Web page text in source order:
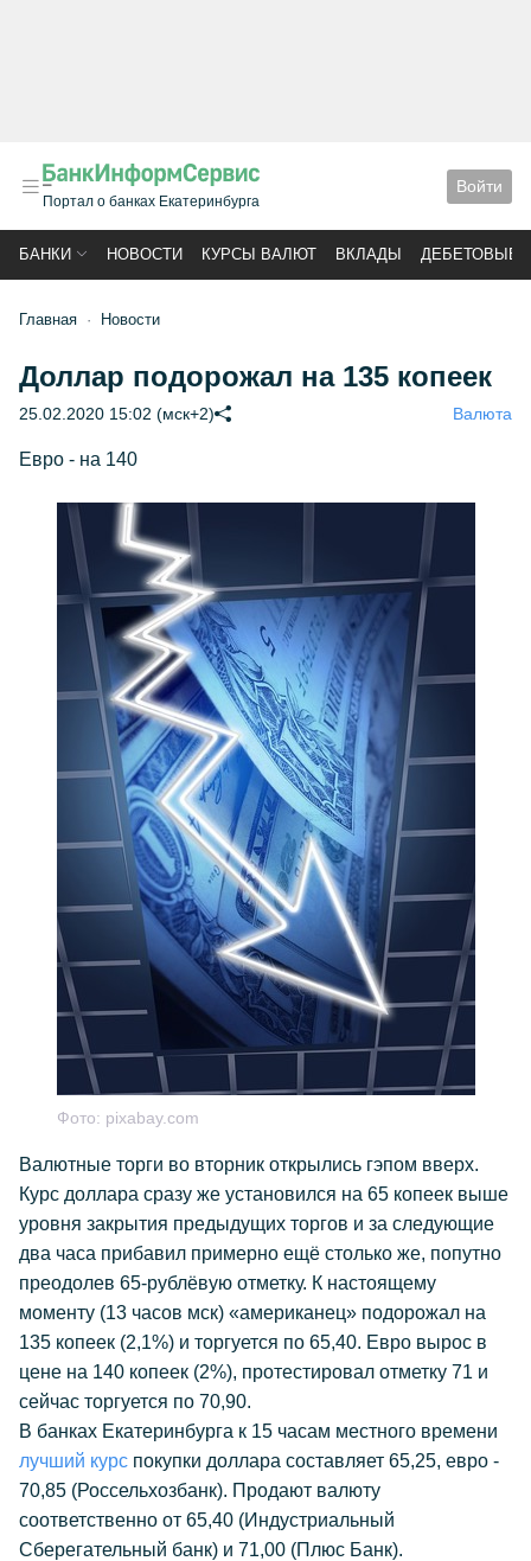
Портал о банках Екатеринбурга
Войти
БАНКИ НОВОСТИ КУРСЫ ВАЛЮТ ВКЛАДЫ ДЕБЕТОВЫЕ
Главная Новости
Доллар подорожал на 135 копеек
25.02.2020 15:02 (мск+2) Валюта
Евро - на 140
Фото: pixabay.com
Валютные торги во вторник открылись гэпом вверх.
Курс доллара сразу же установился на 65 копеек выше
уровня закрытия предыдущих торгов и за следующие
два часа прибавил примерно ещё столько же, попутно
преодолев 65-рублёвую отметку. К настоящему
моменту (13 часов мск) «американец» подорожал на
135 копеек (2,1%) и торгуется по 65,40. Евро вырос в
цене на 140 копеек (2%), протестировал отметку 71 и
сейчас торгуется по 70,90.
В банках Екатеринбурга к 15 часам местного времени
лучший курс покупки доллара составляет 65,25, евро -
70,85 (Россельхозбанк). Продают валюту
соответственно от 65,40 (Индустриальный
Сберегательный банк) и 71,00 (Плюс Банк).